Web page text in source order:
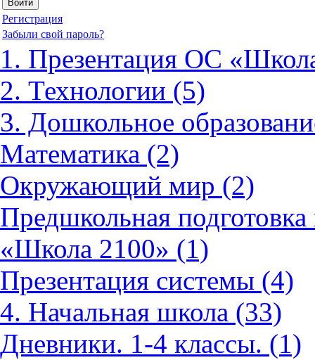
Регистрация
Забыли свой пароль?
1. Презентация ОС
2. Технологии (5)
3. Дошкольное
Математика (2)
Окружающий мир (2)
Предшкольная
«Школа 2100» (1)
Презентация системы (4)
4. Начальная школа (33)
Дневники. 1-4 классы. (1)